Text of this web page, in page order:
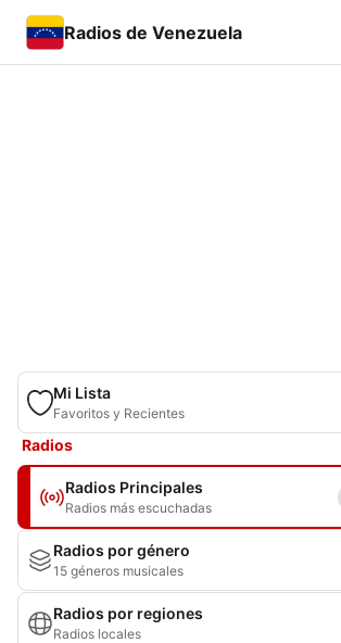
Radios de Venezuela
Mi Lista
Favoritos y Recientes
Radios
Radios Principales
Radios más escuchadas
Radios por género
15 géneros musicales
Radios por regiones
Radios locales